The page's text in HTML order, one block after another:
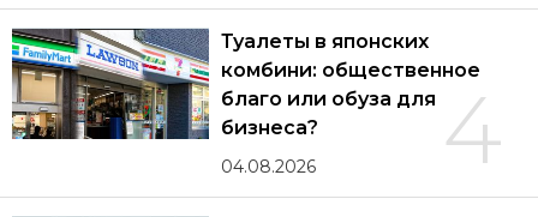
4
Туалеты в японских
комбини: общественное
благо или обуза для
бизнеса?
04.08.2026